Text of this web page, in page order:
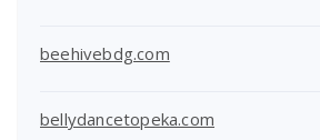
beehivebdg.com
bellydancetopeka.com